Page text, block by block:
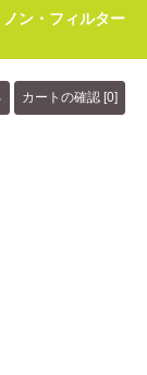
ン・フィルター